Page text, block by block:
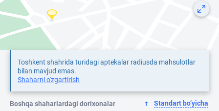
Toshkent shahrida turidagi aptekalar radiusda mahsulotlar
bilan mavjud emas.
Shaharni o'zgartirish
Boshqa shaharlardagi dorixonalar Standart bo‘yicha